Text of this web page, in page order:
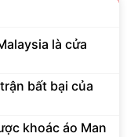
là cửa
bất bại của
khoác áo Man